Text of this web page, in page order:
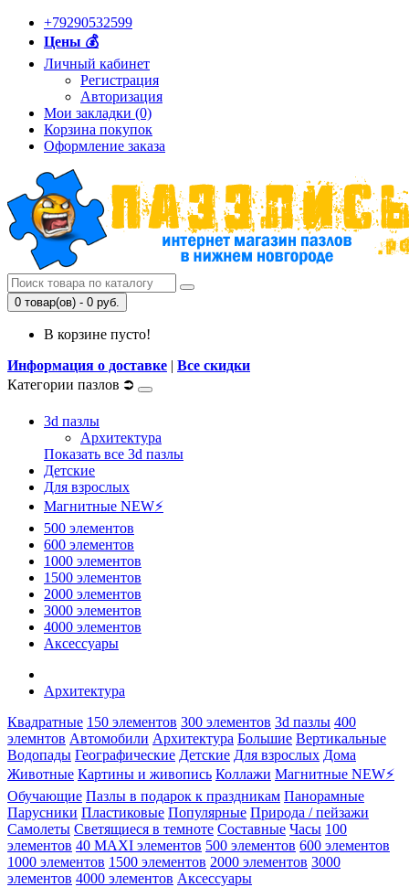
+79290532599
Цены 💰
Личный кабинет
Регистрация
Авторизация
Мои закладки (0)
Корзина покупок
Оформление заказа
0 товар(ов) - 0 руб.
В корзине пусто!
Информация о доставке | Все скидки
Категории пазлов ⮊
3d пазлы
Архитектура
Показать все 3d пазлы
Детские
Для взрослых
Магнитные NEW⚡
500 элементов
600 элементов
1000 элементов
1500 элементов
2000 элементов
3000 элементов
4000 элементов
Аксессуары
Архитектура
Квадратные 150 элементов 300 элементов 3d пазлы 400
элемнтов Автомобили Архитектура Большие Вертикальные
Водопады Географические Детские Для взрослых Дома
Животные Картины и живопись Коллажи Магнитные NEW⚡
Обучающие Пазлы в подарок к праздникам Панорамные
Парусники Пластиковые Популярные Природа / пейзажи
Самолеты Светящиеся в темноте Составные Часы 100
элементов 40 MAXI элементов 500 элементов 600 элементов
1000 элементов 1500 элементов 2000 элементов 3000
элементов 4000 элементов Аксессуары